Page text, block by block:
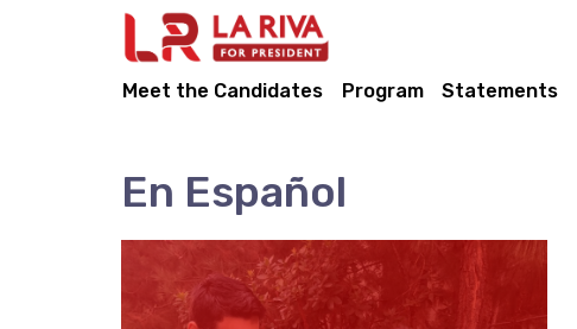
Meet the Candidates Program Statements
En Español